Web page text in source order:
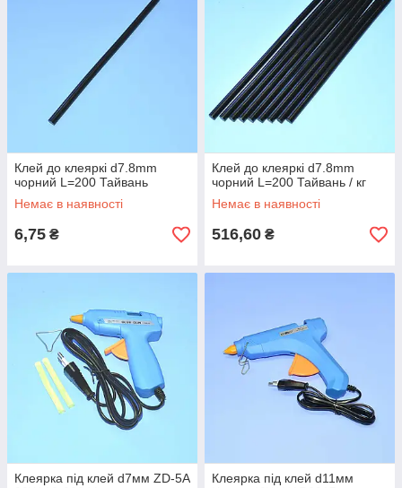
Клей до клеяркі d7.8mm
чорний L=200 Тайвань
Немає в наявності
6,75 ₴
Клей до клеяркі d7.8mm
чорний L=200 Тайвань / кг
Немає в наявності
516,60 ₴
Клеярка під клей d7мм ZD-5A
Клеярка під клей d11мм